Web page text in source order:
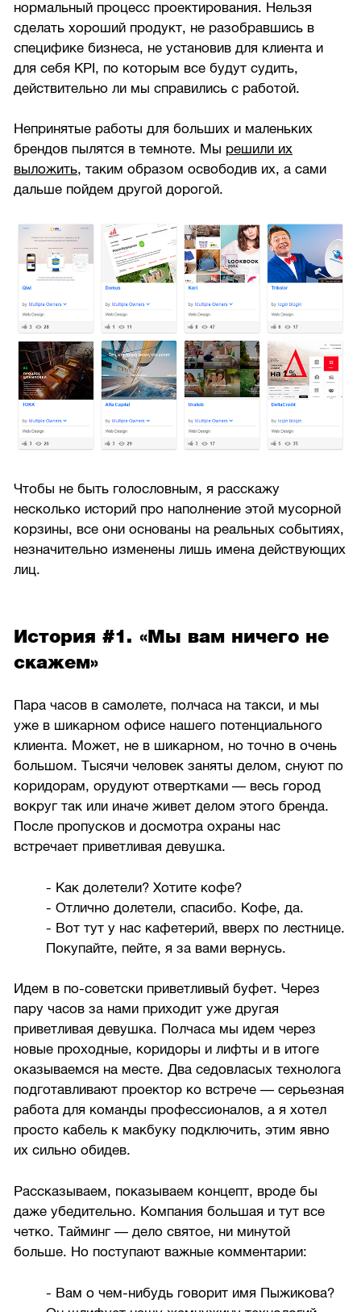
нормальный процесс проектирования. Нельзя
сделать хороший продукт, не разобравшись в
специфике бизнеса, не установив для клиента и
для себя KPI, по которым все будут судить,
действительно ли мы справились с работой.
Непринятые работы для больших и маленьких
брендов пылятся в темноте. Мы решили их
выложить, таким образом освободив их, а сами
дальше пойдем другой дорогой.
Чтобы не быть голословным, я расскажу
несколько историй про наполнение этой мусорной
корзины, все они основаны на реальных событиях,
незначительно изменены лишь имена действующих
лиц.
История #1. «Мы вам ничего не
скажем»
Пара часов в самолете, полчаса на такси, и мы
уже в шикарном офисе нашего потенциального
клиента. Может, не в шикарном, но точно в очень
большом. Тысячи человек заняты делом, снуют по
коридорам, орудуют отвертками — весь город
вокруг так или иначе живет делом этого бренда.
После пропусков и досмотра охраны нас
встречает приветливая девушка.
- Как долетели? Хотите кофе?
- Отлично долетели, спасибо. Кофе, да.
- Вот тут у нас кафетерий, вверх по лестнице.
Покупайте, пейте, я за вами вернусь.
Идем в по-советски приветливый буфет. Через
пару часов за нами приходит уже другая
приветливая девушка. Полчаса мы идем через
новые проходные, коридоры и лифты и в итоге
оказываемся на месте. Два седовласых технолога
подготавливают проектор ко встрече — серьезная
работа для команды профессионалов, а я хотел
просто кабель к макбуку подключить, этим явно
их сильно обидев.
Рассказываем, показываем концепт, вроде бы
даже убедительно. Компания большая и тут все
четко. Тайминг — дело святое, ни минутой
больше. Но поступают важные комментарии:
- Вам о чем-нибудь говорит имя Пыжикова?